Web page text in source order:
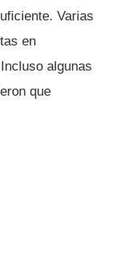
Varias
en
algunas
que